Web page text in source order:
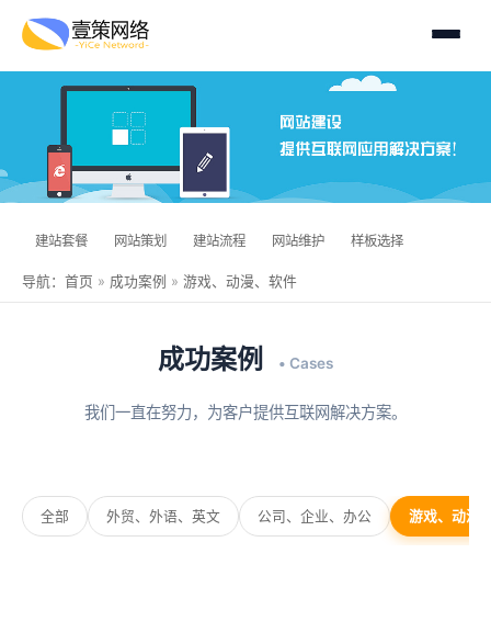
建站套餐 网站策划 建站流程 网站维护 样板选择
导航： 首页 » 成功案例 » 游戏、动漫、软件
成功案例 • Cases
我们一直在努力，为客户提供互联网解决方案。
全部 外贸、外语、英文 公司、企业、办公 游戏、动漫